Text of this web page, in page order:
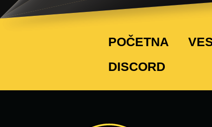
POČETNA
DISCORD